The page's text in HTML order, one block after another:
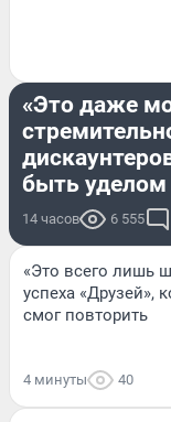
«Это даже
быть уделом
14 часов 6 555
«Это всего лишь
успеха «Друзей»,
смог повторить
4 минуты 40